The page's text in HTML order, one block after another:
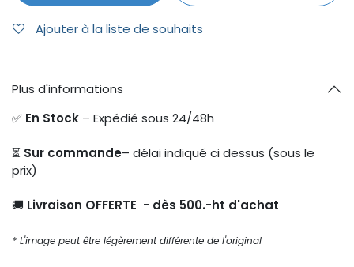
Ajouter à la liste de souhaits
Plus d'informations
✅ En Stock – Expédié sous 24/48h
⏳ Sur commande– délai indiqué ci dessus (sous le
prix)
🚚 Livraison OFFERTE - dès 500.-ht d'achat
* L'image peut être légèrement différente de l'original